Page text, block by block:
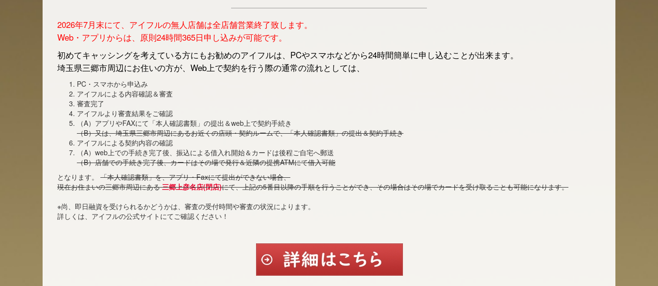
2026年7月末にて、アイフルの無人店舗は全店舗営業終了致します。
Web・アプリからは、原則24時間365日申し込みが可能です。
初めてキャッシングを考えている方にもお勧めのアイフルは、PCやスマホなどから24時間簡単に申し込むことが出来ます。
埼玉県三郷市周辺にお住いの方が、Web上で契約を行う際の通常の流れとしては、
PC・スマホから申込み
アイフルによる内容確認＆審査
審査完了
アイフルより審査結果をご確認
（A）アプリやFAXにて「本人確認書類」の提出＆web上で契約手続き
（B）又は、埼玉県三郷市周辺にあるお近くの店頭・契約ルームで、「本人確認書類」の提出＆契約手続き
アイフルによる契約内容の確認
（A）web上での手続き完了後、振込による借入れ開始＆カードは後程ご自宅へ郵送
（B）店舗での手続き完了後、カードはその場で発行＆近隣の提携ATMにて借入可能
となります。 「本人確認書類」を、アプリ・Faxにて提出ができない場合、
現在お住まいの三郷市周辺にある三郷上彦名店(閉店)にて、上記の5番目以降の手順を行うことができ、その場合はその場でカードを受け取ることも可能になります。
※尚、即日融資を受けられるかどうかは、審査の受付時間や審査の状況によります。
詳しくは、アイフルの公式サイトにてご確認ください！